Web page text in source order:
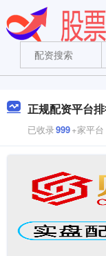
正规配资平台
已收录999+家平台